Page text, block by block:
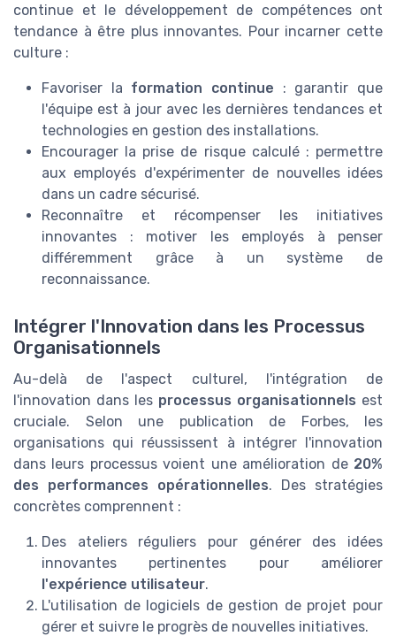
continue et le développement de compétences ont
tendance à être plus innovantes. Pour incarner cette
culture :
Favoriser la formation continue : garantir que
l'équipe est à jour avec les dernières tendances et
technologies en gestion des installations.
Encourager la prise de risque calculé : permettre
aux employés d'expérimenter de nouvelles idées
dans un cadre sécurisé.
Reconnaître et récompenser les initiatives
innovantes : motiver les employés à penser
différemment grâce à un système de
reconnaissance.
Intégrer l'Innovation dans les Processus
Organisationnels
Au-delà de l'aspect culturel, l'intégration de
l'innovation dans les processus organisationnels est
cruciale. Selon une publication de Forbes, les
organisations qui réussissent à intégrer l'innovation
dans leurs processus voient une amélioration de 20%
des performances opérationnelles. Des stratégies
concrètes comprennent :
Des ateliers réguliers pour générer des idées
innovantes pertinentes pour améliorer
l'expérience utilisateur.
L'utilisation de logiciels de gestion de projet pour
gérer et suivre le progrès de nouvelles initiatives.